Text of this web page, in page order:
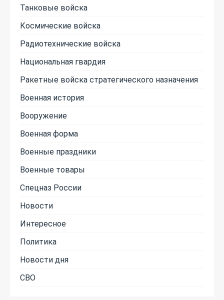
Танковые войска
Космические войска
Радиотехнические войска
Национальная гвардия
Ракетные войска стратегического назначения
Военная история
Вооружение
Военная форма
Военные праздники
Военные товары
Спецназ России
Новости
Интересное
Политика
Новости дня
СВО